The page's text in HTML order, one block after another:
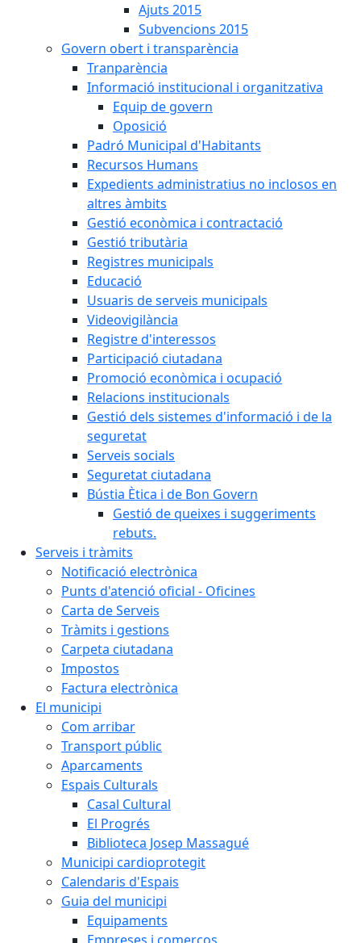
Ajuts 2015
Subvencions 2015
Govern obert i transparència
Tranparència
Informació institucional i organitzativa
Equip de govern
Oposició
Padró Municipal d'Habitants
Recursos Humans
Expedients administratius no inclosos en
altres àmbits
Gestió econòmica i contractació
Gestió tributària
Registres municipals
Educació
Usuaris de serveis municipals
Videovigilància
Registre d'interessos
Participació ciutadana
Promoció econòmica i ocupació
Relacions institucionals
Gestió dels sistemes d'informació i de la
seguretat
Serveis socials
Seguretat ciutadana
Bústia Ètica i de Bon Govern
Gestió de queixes i suggeriments
rebuts.
Serveis i tràmits
Notificació electrònica
Punts d'atenció oficial - Oficines
Carta de Serveis
Tràmits i gestions
Carpeta ciutadana
Impostos
Factura electrònica
El municipi
Com arribar
Transport públic
Aparcaments
Espais Culturals
Casal Cultural
El Progrés
Biblioteca Josep Massagué
Municipi cardioprotegit
Calendaris d'Espais
Guia del municipi
Equipaments